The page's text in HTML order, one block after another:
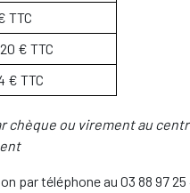
TTC
€ TTC
€ TTC
chèque ou virement au
par téléphone au 03 88 97